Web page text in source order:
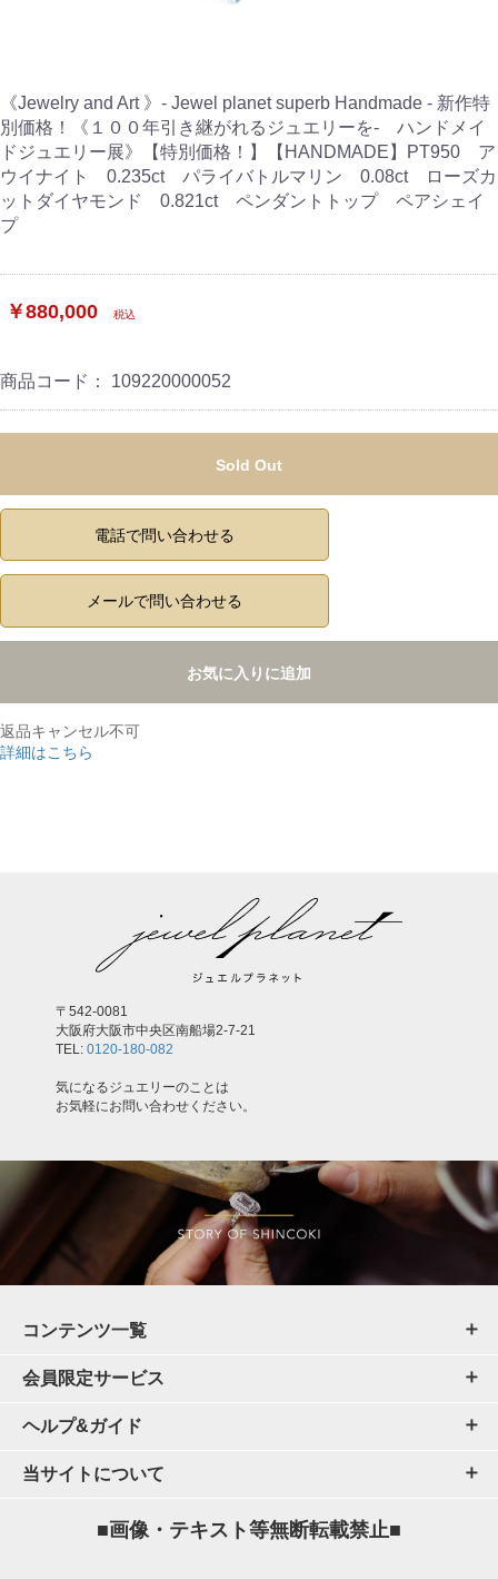
《Jewelry and Art 》- Jewel planet superb Handmade - 新作特
別価格！《１００年引き継がれるジュエリーを- ハンドメイ
ドジュエリー展》【特別価格！】【HANDMADE】PT950 ア
ウイナイト 0.235ct パライバトルマリン 0.08ct ローズカ
ットダイヤモンド 0.821ct ペンダントトップ ペアシェイ
プ
￥880,000 税込
商品コード： 109220000052
Sold Out
電話で問い合わせる
メールで問い合わせる
お気に入りに追加
返品キャンセル不可
詳細はこちら
〒542-0081
大阪府大阪市中央区南船場2-7-21
TEL: 0120-180-082
気になるジュエリーのことは
お気軽にお問い合わせください。
コンテンツ一覧
会員限定サービス
ヘルプ&ガイド
当サイトについて
■画像・テキスト等無断転載禁止■